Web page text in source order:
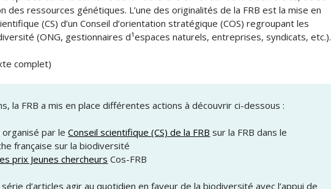
des ressources génétiques. L’une des originalités de la FRB est la mise en
(CS) d’un Conseil d’orientation stratégique (COS) regroupant les
(ONG, gestionnaires d¹espaces naturels, entreprises, syndicats, etc.).
complet)
la FRB a mis en place différentes actions à découvrir ci-dessous :
organisé par leConseil scientifique (CS) de la FRB sur la FRB dans le
française sur la biodiversité
prix Jeunes chercheurs Cos-FRB
série d’articles agir au quotidien en faveur de la biodiversité avec l’appui de